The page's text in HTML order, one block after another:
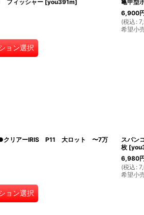
フィッシャー [you391m]
ョン選択
亀甲型
6,900
(税込 :
希望小
クリアーIRIS P11 大ロット 〜7万
ョン選択
スパン
枚 [
6,980
(税込 :
希望小